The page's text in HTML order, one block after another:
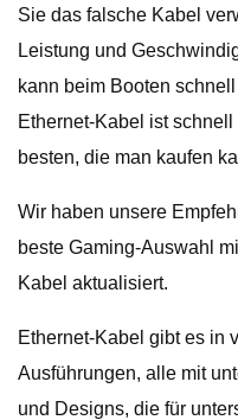
Sie das falsche Kabel
Leistung und
kann beim Booten
Ethernet-Kabel ist
besten, die man kaufen
Wir haben unsere
beste Gaming-Auswahl
Kabel aktualisiert.
Ethernet-Kabel gibt es in
Ausführungen, alle mit
und Designs, die für